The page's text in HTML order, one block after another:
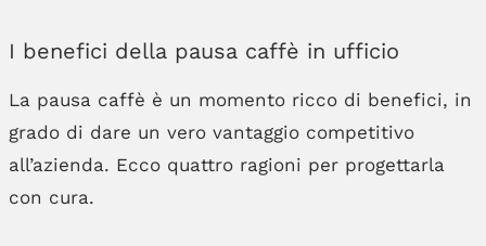
I benefici della pausa caffè in ufficio
La pausa caffè è un momento ricco di benefici, in
grado di dare un vero vantaggio competitivo
all’azienda. Ecco quattro ragioni per progettarla
con cura.